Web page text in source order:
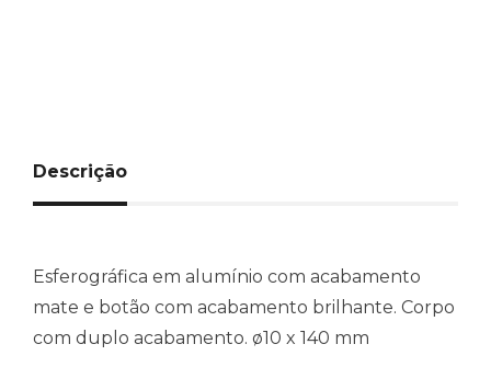
Descrição
Esferográfica em alumínio com acabamento
mate e botão com acabamento brilhante. Corpo
com duplo acabamento. ø10 x 140 mm